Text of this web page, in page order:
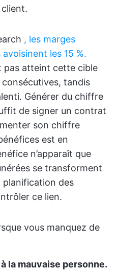
, les marges
les 15 %.
pas atteint cette cible
tandis
Générer du chiffre
de signer un contrat
son chiffre
est en
n’apparaît que
se transforment
planification des
ce lien.
vous manquez de
la mauvaise personne.